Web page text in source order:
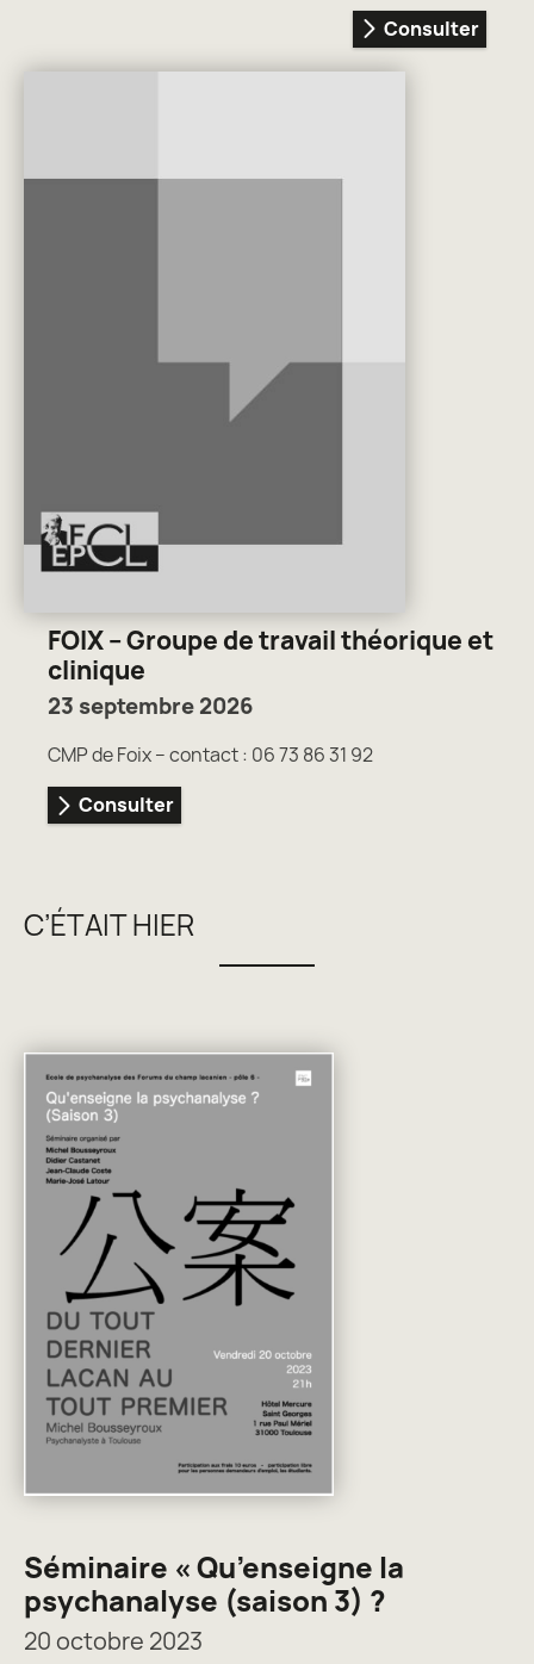
Consulter
FOIX – Groupe de travail théorique et
clinique
23 septembre 2026
CMP de Foix – contact : 06 73 86 31 92
Consulter
C’ÉTAIT HIER
Séminaire « Qu’enseigne la
psychanalyse (saison 3) ?
20 octobre 2023